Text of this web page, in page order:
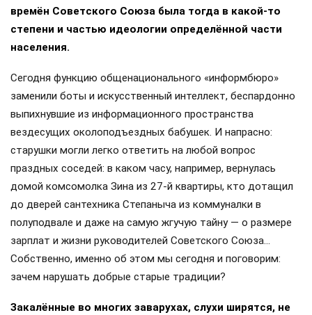
времён Советского Союза была тогда в какой-то
степени и частью идеологии определённой части
населения.
Сегодня функцию общенационального «информбюро»
заменили боты и искусственный интеллект, беспардонно
выпихнувшие из информационного пространства
вездесущих околоподъездных бабушек. И напрасно:
старушки могли легко ответить на любой вопрос
праздных соседей: в каком часу, например, вернулась
домой комсомолка Зина из 27-й квартиры, кто дотащил
до дверей сантехника Степаныча из коммуналки в
полуподвале и даже на самую жгучую тайну — о размере
зарплат и жизни руководителей Советского Союза…
Собственно, именно об этом мы сегодня и поговорим:
зачем нарушать добрые старые традиции?
Закалённые во многих заварухах, слухи ширятся, не